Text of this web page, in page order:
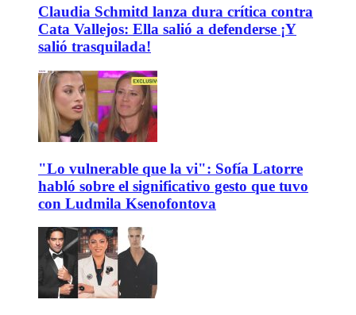
Claudia Schmitd lanza dura crítica contra
Cata Vallejos: Ella salió a defenderse ¡Y
salió trasquilada!
"Lo vulnerable que la vi": Sofía Latorre
habló sobre el significativo gesto que tuvo
con Ludmila Ksenofontova